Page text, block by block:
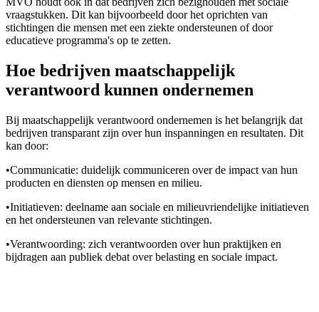
vraagstukken. Dit kan bijvoorbeeld door het oprichten van
stichtingen die mensen met een ziekte ondersteunen of door
educatieve programma's op te zetten.
Hoe bedrijven maatschappelijk
verantwoord kunnen ondernemen
Bij maatschappelijk verantwoord ondernemen is het belangrijk dat
bedrijven transparant zijn over hun inspanningen en resultaten. Dit
kan door:
•Communicatie: duidelijk communiceren over de impact van hun
producten en diensten op mensen en milieu.
•Initiatieven: deelname aan sociale en milieuvriendelijke initiatieven
en het ondersteunen van relevante stichtingen.
•Verantwoording: zich verantwoorden over hun praktijken en
bijdragen aan publiek debat over belasting en sociale impact.